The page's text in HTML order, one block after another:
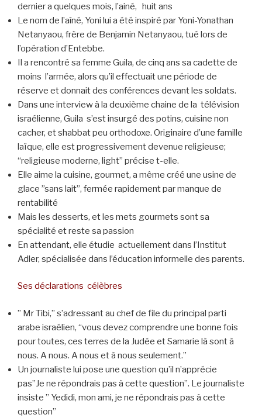
dernier a quelques mois, l’ainé, huit ans
Le nom de l’aîné, Yoni lui a été inspiré par Yoni-Yonathan
Netanyaou, frère de Benjamin Netanyaou, tué lors de
l’opération d’Entebbe.
Il a rencontré sa femme Guila, de cinq ans sa cadette de
moins l’armée, alors qu’il effectuait une période de
réserve et donnait des conférences devant les soldats.
Dans une interview à la deuxième chaine de la télévision
israélienne, Guila s’est insurgé des potins, cuisine non
cacher, et shabbat peu orthodoxe. Originaire d’une famille
laïque, elle est progressivement devenue religieuse;
“religieuse moderne, light” précise t-elle.
Elle aime la cuisine, gourmet, a même créé une usine de
glace ”sans lait”, fermée rapidement par manque de
rentabilité
Mais les desserts, et les mets gourmets sont sa
spécialité et reste sa passion
En attendant, elle étudie actuellement dans l’Institut
Adler, spécialisée dans l’éducation informelle des parents.
Ses déclarations célèbres
” Mr Tibi,” s’adressant au chef de file du principal parti
arabe israélien, “vous devez comprendre une bonne fois
pour toutes, ces terres de la Judée et Samarie là sont à
nous. A nous. A nous et à nous seulement.”
Un journaliste lui pose une question qu’il n’apprécie
pas”Je ne répondrais pas à cette question”. Le journaliste
insiste ” Yedidi, mon ami, je ne répondrais pas à cette
question”